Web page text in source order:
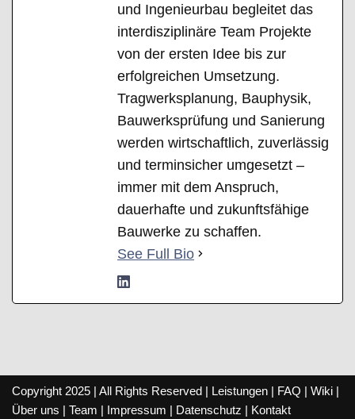
und Ingenieurbau begleitet das
interdisziplinäre Team Projekte
von der ersten Idee bis zur
erfolgreichen Umsetzung.
Tragwerksplanung, Bauphysik,
Bauwerksprüfung und Sanierung
werden wirtschaftlich, zuverlässig
und terminsicher umgesetzt –
immer mit dem Anspruch,
dauerhafte und zukunftsfähige
Bauwerke zu schaffen.
See Full Bio
Copyright 2025 | All Rights Reserved | Leistungen | FAQ | Wiki |
Über uns | Team | Impressum | Datenschutz | Kontakt